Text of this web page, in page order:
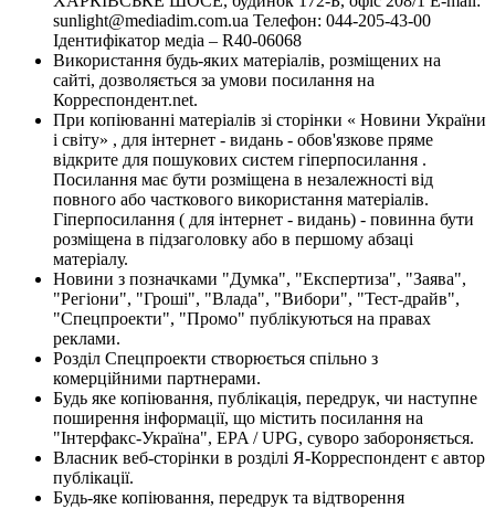
sunlight@mediadim.com.ua Телефон: 044-205-43-00
Ідентифікатор медіа – R40-06068
Використання будь-яких матеріалів, розміщених на
сайті, дозволяється за умови посилання на
Корреспондент.net.
При копіюванні матеріалів зі сторінки « Новини України
і світу» , для інтернет - видань - обов'язкове пряме
відкрите для пошукових систем гіперпосилання .
Посилання має бути розміщена в незалежності від
повного або часткового використання матеріалів.
Гіперпосилання ( для інтернет - видань) - повинна бути
розміщена в підзаголовку або в першому абзаці
матеріалу.
Новини з позначками "Думка", "Експертиза", "Заява",
"Регіони", "Гроші", "Влада", "Вибори", "Тест-драйв",
"Спецпроекти", "Промо" публікуються на правах
реклами.
Розділ Спецпроекти створюється спільно з
комерційними партнерами.
Будь яке копіювання, публікація, передрук, чи наступне
поширення інформації, що містить посилання на
"Інтерфакс-Україна", EPA / UPG, суворо забороняється.
Власник веб-сторінки в розділі Я-Корреспондент є автор
публікації.
Будь-яке копіювання, передрук та відтворення